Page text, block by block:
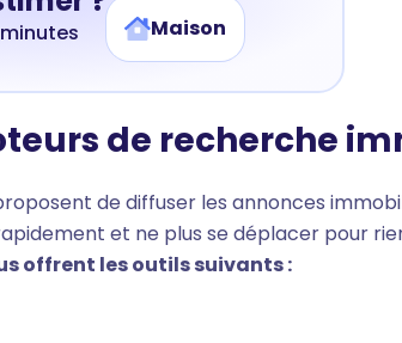
Maison
de recherche
de diffuser les annonces
et ne plus se déplacer pour
offrent les outils suivants :